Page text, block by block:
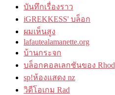
บันทึกเรื่องราว
iGREKKESS' บล็อก
ผมเห็นสูง
lafautealamanette.org
บ้านกระจก
บล็อกคอลเลกชันของ Rhod
sp!ห้องแสดง nz
วิดีโอเกม Rad